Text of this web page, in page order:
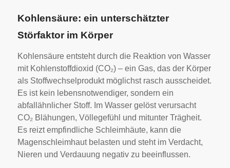
Kohlensäure: ein unterschätzter
Störfaktor im Körper
Kohlensäure entsteht durch die Reaktion von Wasser
mit Kohlenstoffdioxid (CO₂) – ein Gas, das der Körper
als Stoffwechselprodukt möglichst rasch ausscheidet.
Es ist kein lebensnotwendiger, sondern ein
abfallähnlicher Stoff. Im Wasser gelöst verursacht
CO₂ Blähungen, Völlegefühl und mitunter Trägheit.
Es reizt empfindliche Schleimhäute, kann die
Magenschleimhaut belasten und steht im Verdacht,
Nieren und Verdauung negativ zu beeinflussen.